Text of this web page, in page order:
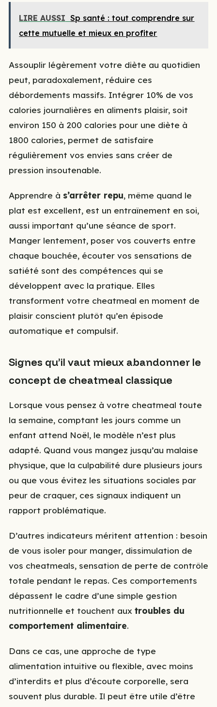
LIRE AUSSI Sp santé : tout comprendre sur
cette mutuelle et mieux en profiter
Assouplir légèrement votre diète au quotidien
peut, paradoxalement, réduire ces
débordements massifs. Intégrer 10% de vos
calories journalières en aliments plaisir, soit
environ 150 à 200 calories pour une diète à
1800 calories, permet de satisfaire
régulièrement vos envies sans créer de
pression insoutenable.
Apprendre à s’arrêter repu, même quand le
plat est excellent, est un entraînement en soi,
aussi important qu’une séance de sport.
Manger lentement, poser vos couverts entre
chaque bouchée, écouter vos sensations de
satiété sont des compétences qui se
développent avec la pratique. Elles
transforment votre cheatmeal en moment de
plaisir conscient plutôt qu’en épisode
automatique et compulsif.
Signes qu’il vaut mieux abandonner le
concept de cheatmeal classique
Lorsque vous pensez à votre cheatmeal toute
la semaine, comptant les jours comme un
enfant attend Noël, le modèle n’est plus
adapté. Quand vous mangez jusqu’au malaise
physique, que la culpabilité dure plusieurs jours
ou que vous évitez les situations sociales par
peur de craquer, ces signaux indiquent un
rapport problématique.
D’autres indicateurs méritent attention : besoin
de vous isoler pour manger, dissimulation de
vos cheatmeals, sensation de perte de contrôle
totale pendant le repas. Ces comportements
dépassent le cadre d’une simple gestion
nutritionnelle et touchent aux troubles du
comportement alimentaire.
Dans ce cas, une approche de type
alimentation intuitive ou flexible, avec moins
d’interdits et plus d’écoute corporelle, sera
souvent plus durable. Il peut être utile d’être